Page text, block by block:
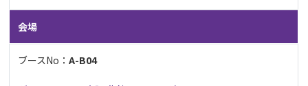
会場
ブースNo ：A-B04